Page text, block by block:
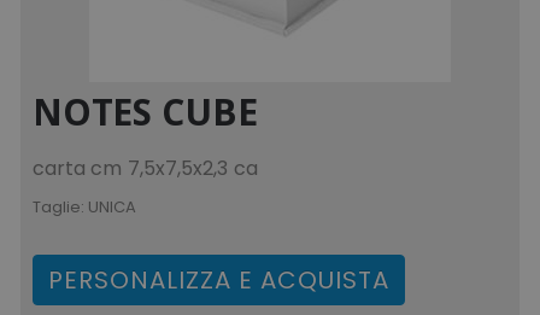
NOTES CUBE
carta cm 7,5x7,5x2,3 ca
Taglie: UNICA
PERSONALIZZA E ACQUISTA